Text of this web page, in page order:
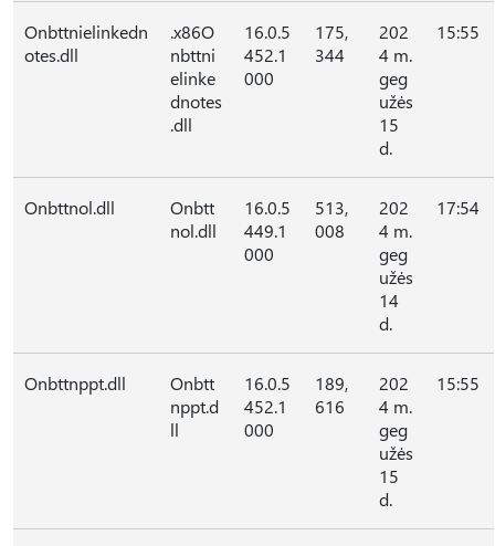
Onbttnielinkedn
otes.dll
.x86O
nbttni
elinke
dnotes
.dll
16.0.5
452.1
000
175,
344
202
4 m.
geg
užės
15
d.
15:55
Onbttnol.dll
Onbtt
nol.dll
16.0.5
449.1
000
513,
008
202
4 m.
geg
užės
14
d.
17:54
Onbttnppt.dll
Onbtt
nppt.d
ll
16.0.5
452.1
000
189,
616
202
4 m.
geg
užės
15
d.
15:55